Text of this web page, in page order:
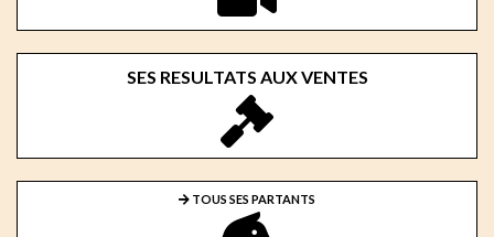
SES RESULTATS AUX VENTES
TOUS SES PARTANTS